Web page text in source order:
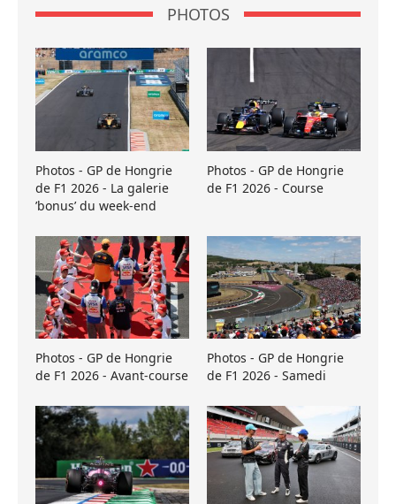
PHOTOS
Photos - GP de Hongrie
de F1 2026 - La galerie
’bonus’ du week-end
Photos - GP de Hongrie
de F1 2026 - Course
Photos - GP de Hongrie
de F1 2026 - Avant-course
Photos - GP de Hongrie
de F1 2026 - Samedi